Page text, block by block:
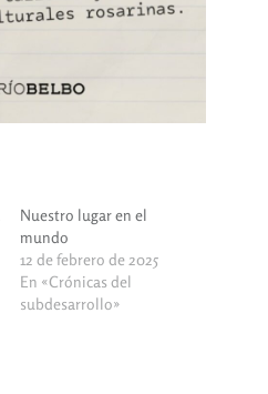
Nuestro lugar en el
mundo
12 de febrero de 2025
En «Crónicas del
subdesarrollo»